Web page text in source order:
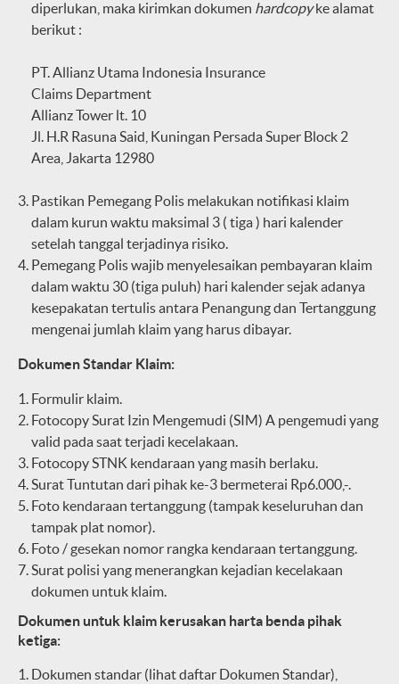
diperlukan, maka kirimkan dokumen hardcopyke alamat
berikut :
PT. Allianz Utama Indonesia Insurance
Claims Department
Allianz Tower lt. 10
Jl. H.R Rasuna Said, Kuningan Persada Super Block 2
Area, Jakarta 12980
Pastikan Pemegang Polis melakukan notifikasi klaim
dalam kurun waktu maksimal 3 ( tiga ) hari kalender
setelah tanggal terjadinya risiko.
Pemegang Polis wajib menyelesaikan pembayaran klaim
dalam waktu 30 (tiga puluh) hari kalender sejak adanya
kesepakatan tertulis antara Penangung dan Tertanggung
mengenai jumlah klaim yang harus dibayar.
Dokumen Standar Klaim:
Formulir klaim.
Fotocopy Surat Izin Mengemudi (SIM) A pengemudi yang
valid pada saat terjadi kecelakaan.
Fotocopy STNK kendaraan yang masih berlaku.
Surat Tuntutan dari pihak ke-3 bermeterai Rp6.000,-.
Foto kendaraan tertanggung (tampak keseluruhan dan
tampak plat nomor).
Foto / gesekan nomor rangka kendaraan tertanggung.
Surat polisi yang menerangkan kejadian kecelakaan
dokumen untuk klaim.
Dokumen untuk klaim kerusakan harta benda pihak
ketiga:
Dokumen standar (lihat daftar Dokumen Standar),